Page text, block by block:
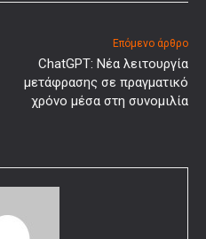
Επόμενο άρθρο
ChatGPT: Νέα λειτουργία
μετάφρασης σε πραγματικό
χρόνο μέσα στη συνομιλία